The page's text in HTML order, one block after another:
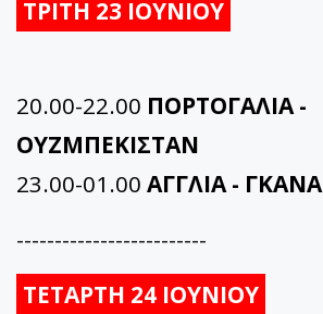
ΤΡΙΤΗ 23 ΙΟΥΝΙΟΥ
20.00-22.00 ΠΟΡΤΟΓΑΛΙΑ -
ΟΥΖΜΠΕΚΙΣΤΑΝ
23.00-01.00 ΑΓΓΛΙΑ - ΓΚΑΝΑ
-------------------------
ΤΕΤΑΡΤΗ 24 ΙΟΥΝΙΟΥ